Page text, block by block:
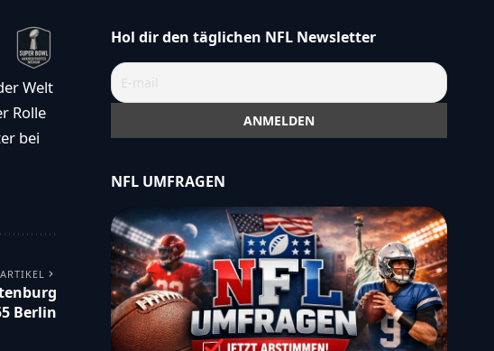
Welt
Rolle
bei
Berlin
Hol dir den täglichen NFL Newsletter
NFL UMFRAGEN